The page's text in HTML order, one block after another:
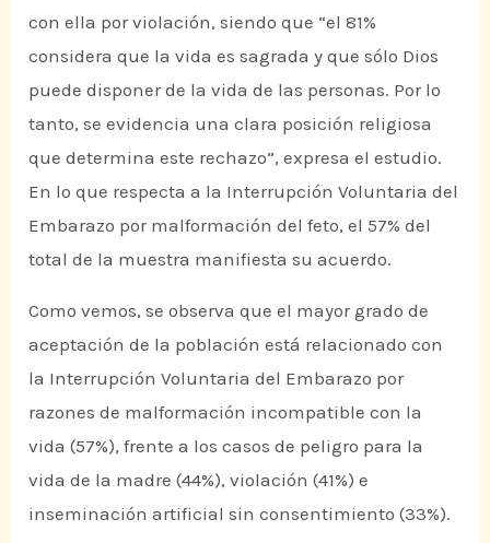
con ella por violación, siendo que “el 81%
considera que la vida es sagrada y que sólo Dios
puede disponer de la vida de las personas. Por lo
tanto, se evidencia una clara posición religiosa
que determina este rechazo”, expresa el estudio.
En lo que respecta a la Interrupción Voluntaria del
Embarazo por malformación del feto, el 57% del
total de la muestra manifiesta su acuerdo.
Como vemos, se observa que el mayor grado de
aceptación de la población está relacionado con
la Interrupción Voluntaria del Embarazo por
razones de malformación incompatible con la
vida (57%), frente a los casos de peligro para la
vida de la madre (44%), violación (41%) e
inseminación artificial sin consentimiento (33%).